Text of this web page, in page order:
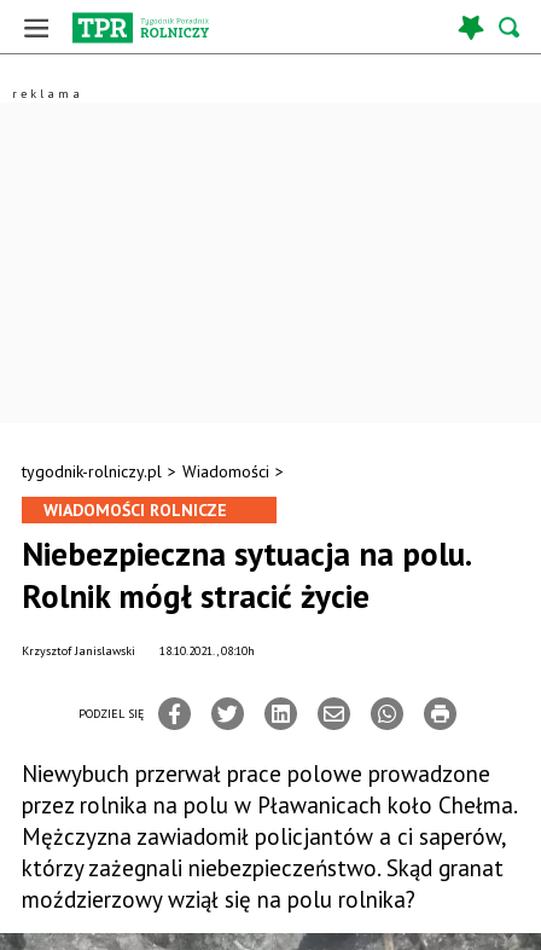
tygodnik-rolniczy.pl > Wiadomości >
WIADOMOŚCI ROLNICZE
Niebezpieczna sytuacja na polu.
Rolnik mógł stracić życie
18.10.2021., 08:10h
Krzysztof Janislawski
PODZIEL SIĘ
Niewybuch przerwał prace polowe prowadzone
przez rolnika na polu w Pławanicach koło Chełma.
Mężczyzna zawiadomił policjantów a ci saperów,
którzy zażegnali niebezpieczeństwo. Skąd granat
moździerzowy wziął się na polu rolnika?